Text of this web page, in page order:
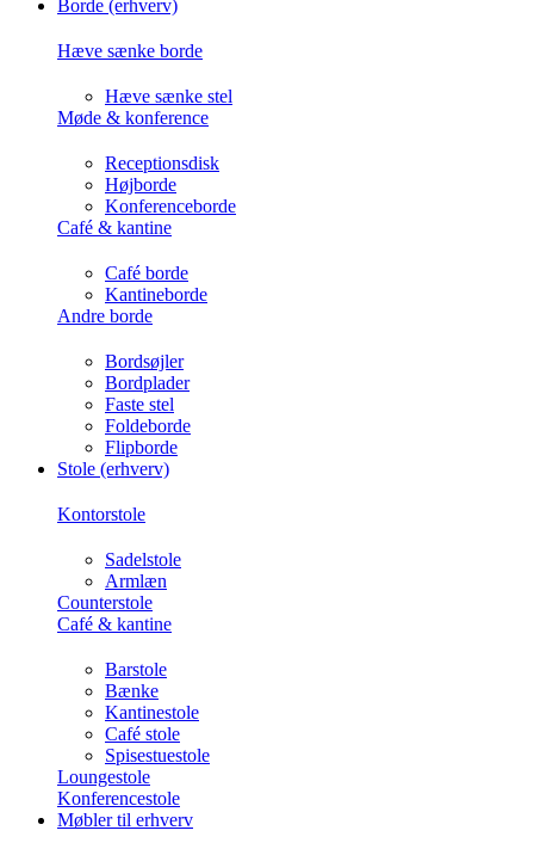
Borde (erhverv)
Hæve sænke borde
Hæve sænke stel
Møde & konference
Receptionsdisk
Højborde
Konferenceborde
Café & kantine
Café borde
Kantineborde
Andre borde
Bordsøjler
Bordplader
Faste stel
Foldeborde
Flipborde
Stole (erhverv)
Kontorstole
Sadelstole
Armlæn
Counterstole
Café & kantine
Barstole
Bænke
Kantinestole
Café stole
Spisestuestole
Loungestole
Konferencestole
Møbler til erhverv